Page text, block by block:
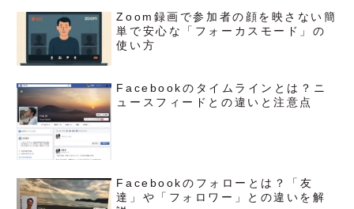
Zoom録画で参加者の顔を映さない簡
単で安心な「フォーカスモード」の
使い方
Facebookのタイムラインとは？ニ
ュースフィードとの違いと注意点
Facebookのフォローとは？「友
達」や「フォロワー」との違いを解